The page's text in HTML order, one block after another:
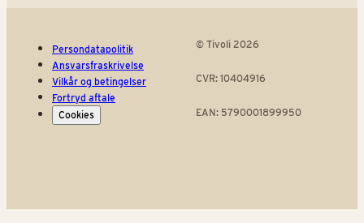
Persondatapolitik
Ansvarsfraskrivelse
Vilkår og betingelser
Fortryd aftale
Cookies
© Tivoli 2026
CVR: 10404916
EAN: 5790001899950